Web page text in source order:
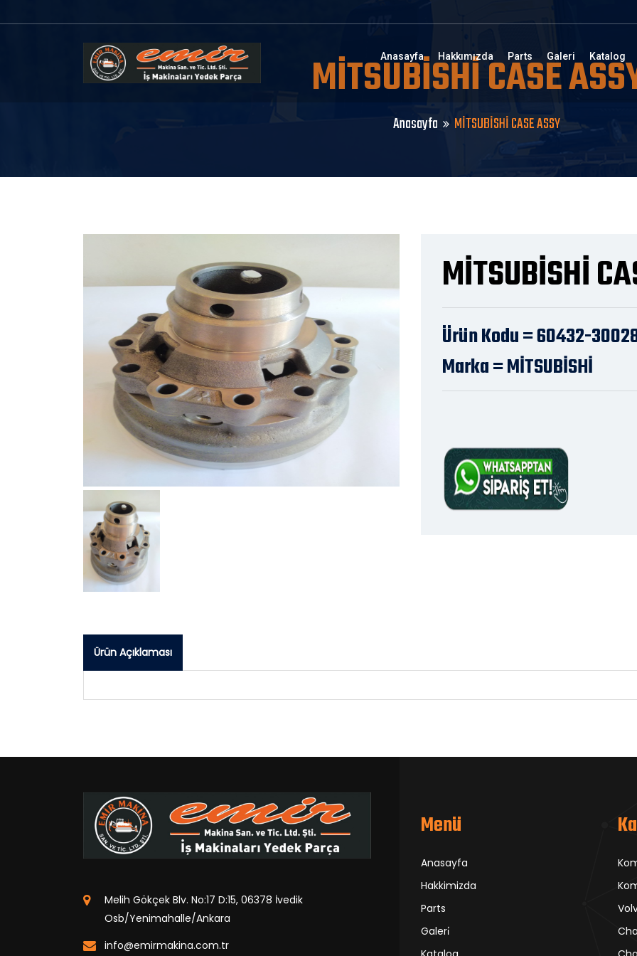
Anasayfa Hakkımızda Parts Galeri Katalog
MİTSUBİSHİ CASE
Anasayfa MİTSUBİSHİ CASE ASSY
MİTSUBİSHİ
Ürün Kodu = 60432-
Marka = MİTSUBİSHİ
Ürün Açıklaması
Melih Gökçek Blv. No:17 D:15, 06378 İvedik
Osb/Yenimahalle/Ankara
info@emirmakina.com.tr
Menü
Anasayfa
Hakkimizda
Parts
Galeri̇